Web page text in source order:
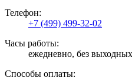
Телефон:
+7 (499) 499-32-02
Часы работы:
ежедневно, без
Способы оплаты: